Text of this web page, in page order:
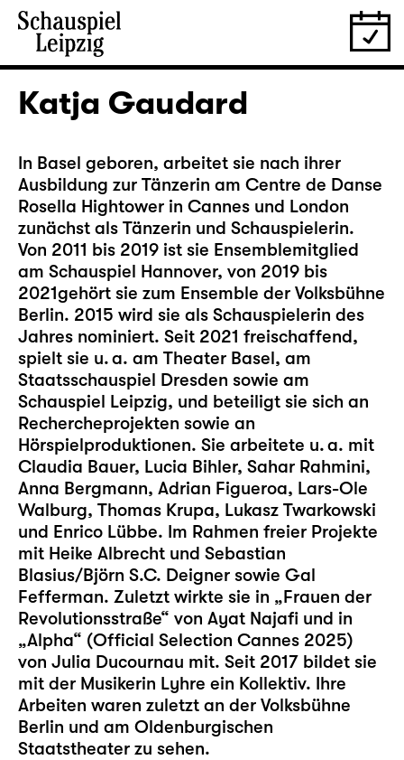
Katja Gaudard
In Basel geboren, arbeitet sie nach ihrer
Ausbildung zur Tänzerin am Centre de Danse
Rosella Hightower in Cannes und London
zunächst als Tänzerin und Schauspielerin.
Von 2011 bis 2019 ist sie Ensemblemitglied
am Schauspiel Hannover, von 2019 bis
2021gehört sie zum Ensemble der Volksbühne
Berlin. 2015 wird sie als Schauspielerin des
Jahres nominiert. Seit 2021 freischaffend,
spielt sie u. a. am Theater Basel, am
Staatsschauspiel Dresden sowie am
Schauspiel Leipzig, und beteiligt sie sich an
Rechercheprojekten sowie an
Hörspielproduktionen. Sie arbeitete u. a. mit
Claudia Bauer, Lucia Bihler, Sahar Rahmini,
Anna Bergmann, Adrian Figueroa, Lars-Ole
Walburg, Thomas Krupa, Lukasz Twarkowski
und Enrico Lübbe. Im Rahmen freier Projekte
mit Heike Albrecht und Sebastian
Blasius/Björn S.C. Deigner sowie Gal
Fefferman. Zuletzt wirkte sie in „Frauen der
Revolutionsstraße“ von Ayat Najafi und in
„Alpha“ (Official Selection Cannes 2025)
von Julia Ducournau mit. Seit 2017 bildet sie
mit der Musikerin Lyhre ein Kollektiv. Ihre
Arbeiten waren zuletzt an der Volksbühne
Berlin und am Oldenburgischen
Staatstheater zu sehen.